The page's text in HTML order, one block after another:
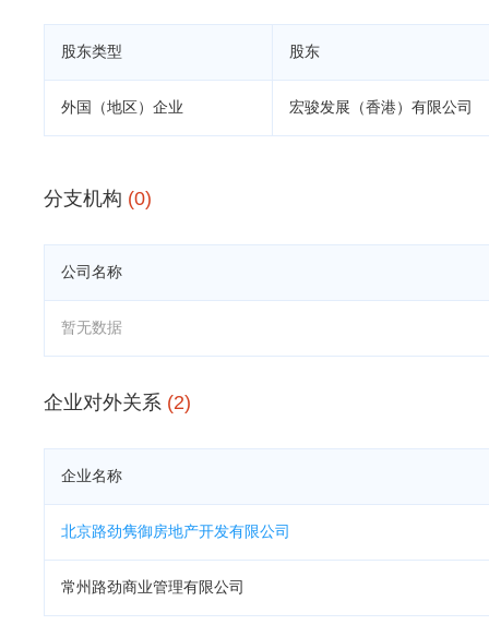
股东类型 股东
外国（地区）企业 宏骏发展（香港）有限公司
分支机构 (0)
公司名称
暂无数据
企业对外关系 (2)
企业名称
北京路劲隽御房地产开发有限公司
常州路劲商业管理有限公司